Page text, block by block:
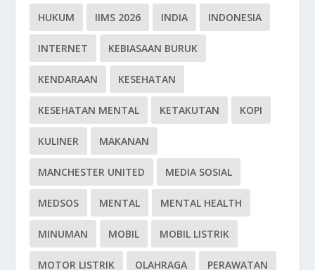
HUKUM IIMS 2026 INDIA INDONESIA
INTERNET KEBIASAAN BURUK
KENDARAAN KESEHATAN
KESEHATAN MENTAL KETAKUTAN KOPI
KULINER MAKANAN
MANCHESTER UNITED MEDIA SOSIAL
MEDSOS MENTAL MENTAL HEALTH
MINUMAN MOBIL MOBIL LISTRIK
MOTOR LISTRIK OLAHRAGA PERAWATAN